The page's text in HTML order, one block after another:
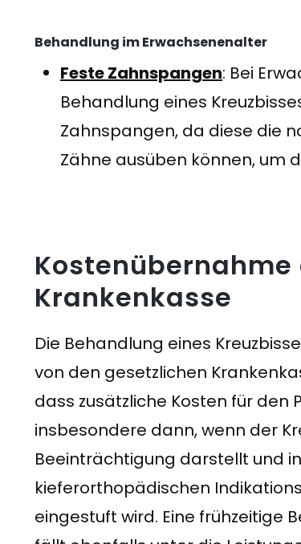
Behandlung im Erwachsenenalter
Feste Zahnspangen: Bei
Behandlung eines
Zahnspangen, da diese die
Zähne ausüben können, um
Krankenkasse
Die Behandlung eines
von den gesetzlichen
dass zusätzliche Kosten für den
insbesondere dann, wenn der
Beeinträchtigung darstellt und
kieferorthopädischen
eingestuft wird. Eine frühzeitige